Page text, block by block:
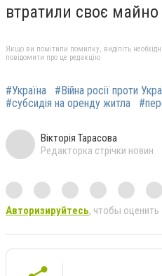
втратили своє майно
Якщо ви помітили помилку, виділіть
повідомити про це редакцію
#Україна #Війна росії проти
#субсидія на оренду житла
Вікторія Тарасова
Редакторка стрічки новин
Авторизируйтесь, чтобы оценить